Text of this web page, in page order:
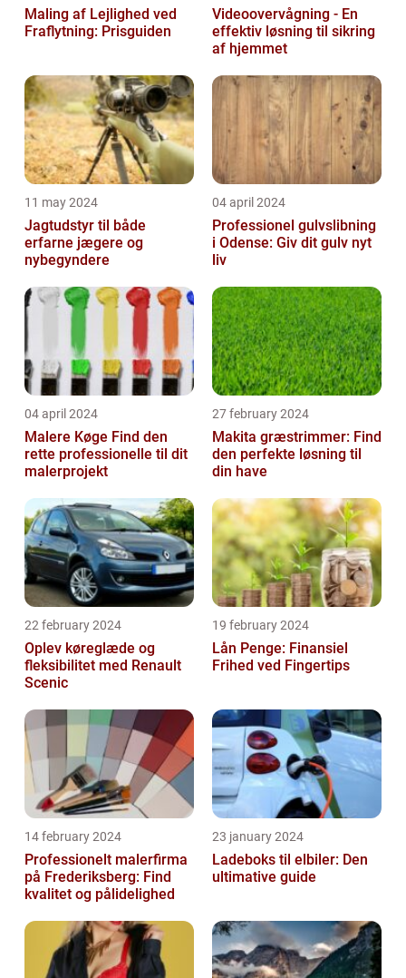
Maling af Lejlighed ved
Fraflytning: Prisguiden
Videoovervågning - En
effektiv løsning til sikring
af hjemmet
11 may 2024
Jagtudstyr til både
erfarne jægere og
nybegyndere
04 april 2024
Professionel gulvslibning
i Odense: Giv dit gulv nyt
liv
04 april 2024
Malere Køge Find den
rette professionelle til dit
malerprojekt
27 february 2024
Makita græstrimmer: Find
den perfekte løsning til
din have
22 february 2024
Oplev køreglæde og
fleksibilitet med Renault
Scenic
19 february 2024
Lån Penge: Finansiel
Frihed ved Fingertips
14 february 2024
Professionelt malerfirma
på Frederiksberg: Find
kvalitet og pålidelighed
23 january 2024
Ladeboks til elbiler: Den
ultimative guide